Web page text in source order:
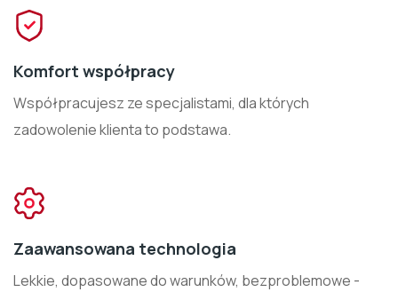
Komfort współpracy
Współpracujesz ze specjalistami, dla których
zadowolenie klienta to podstawa.
Zaawansowana technologia
Lekkie, dopasowane do warunków, bezproblemowe -